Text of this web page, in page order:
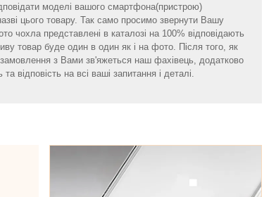
моделі вашого смартфона(пристрою)
цього товару. Так само просимо звернути Вашу
чохла представлені в каталозі на 100% відповідають
товар буде один в один як і на фото. Після того, як
з Вами зв'яжеться наш фахівець, додатково
та відповість на всі ваші запитання і деталі.